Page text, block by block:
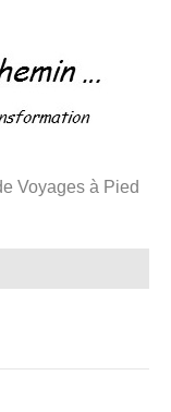
Voyages à Pied